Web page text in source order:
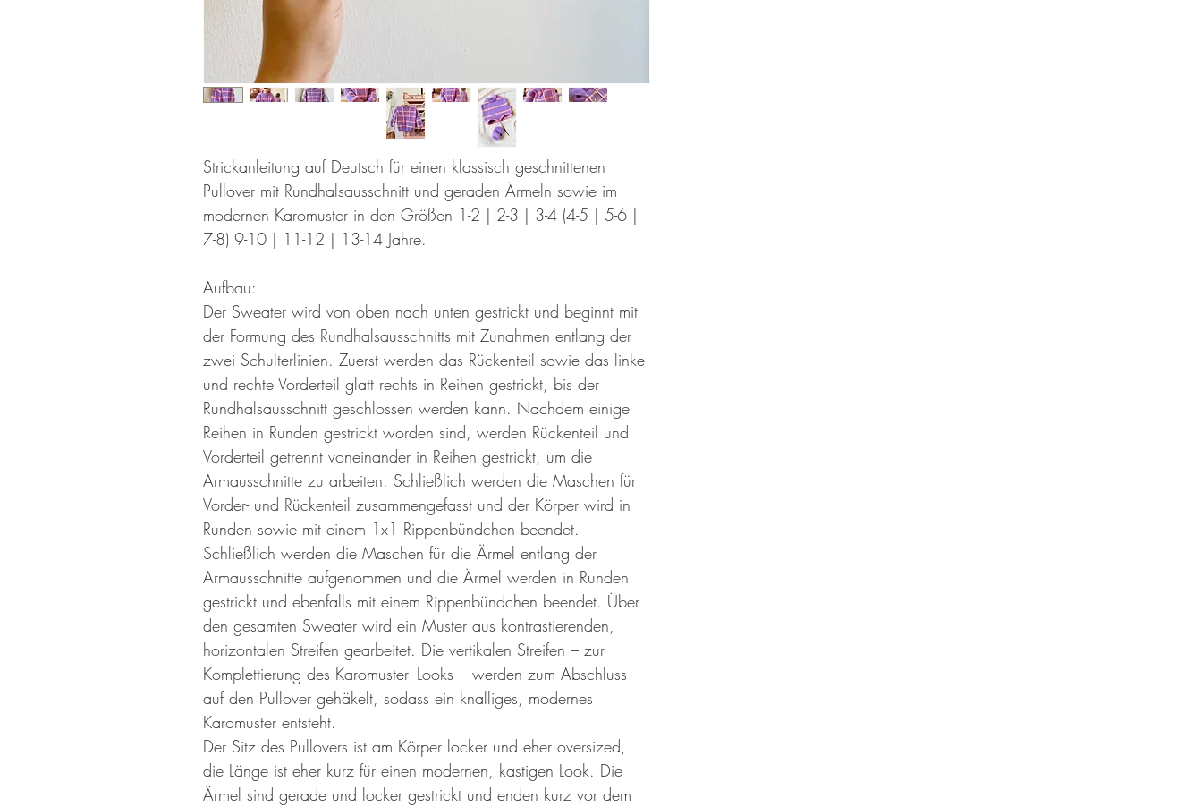
Strickanleitung auf Deutsch für einen klassisch geschnittenen
Pullover mit Rundhalsausschnitt und geraden Ärmeln sowie im
modernen Karomuster in den Größen 1-2 | 2-3 | 3-4 (4-5 | 5-6 |
7-8) 9-10 | 11-12 | 13-14 Jahre.
Aufbau:
Der Sweater wird von oben nach unten gestrickt und beginnt mit
der Formung des Rundhalsausschnitts mit Zunahmen entlang der
zwei Schulterlinien. Zuerst werden das Rückenteil sowie das linke
und rechte Vorderteil glatt rechts in Reihen gestrickt, bis der
Rundhalsausschnitt geschlossen werden kann. Nachdem einige
Reihen in Runden gestrickt worden sind, werden Rückenteil und
Vorderteil getrennt voneinander in Reihen gestrickt, um die
Armausschnitte zu arbeiten. Schließlich werden die Maschen für
Vorder- und Rückenteil zusammengefasst und der Körper wird in
Runden sowie mit einem 1x1 Rippenbündchen beendet.
Schließlich werden die Maschen für die Ärmel entlang der
Armausschnitte aufgenommen und die Ärmel werden in Runden
gestrickt und ebenfalls mit einem Rippenbündchen beendet. Über
den gesamten Sweater wird ein Muster aus kontrastierenden,
horizontalen Streifen gearbeitet. Die vertikalen Streifen – zur
Komplettierung des Karomuster- Looks – werden zum Abschluss
auf den Pullover gehäkelt, sodass ein knalliges, modernes
Karomuster entsteht.
Der Sitz des Pullovers ist am Körper locker und eher oversized,
die Länge ist eher kurz für einen modernen, kastigen Look. Die
Ärmel sind gerade und locker gestrickt und enden kurz vor dem